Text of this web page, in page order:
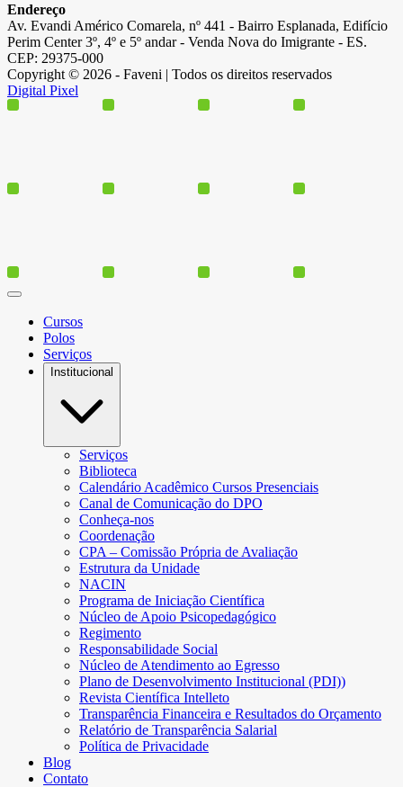
Endereço
Av. Evandi Américo Comarela, nº 441 - Bairro Esplanada, Edifício
Perim Center 3º, 4º e 5º andar - Venda Nova do Imigrante - ES.
CEP: 29375-000
Copyright © 2026 - Faveni | Todos os direitos reservados
Digital Pixel
Cursos
Polos
Serviços
Institucional
Serviços
Biblioteca
Calendário Acadêmico Cursos Presenciais
Canal de Comunicação do DPO
Conheça-nos
Coordenação
CPA – Comissão Própria de Avaliação
Estrutura da Unidade
NACIN
Programa de Iniciação Científica
Núcleo de Apoio Psicopedagógico
Regimento
Responsabilidade Social
Núcleo de Atendimento ao Egresso
Plano de Desenvolvimento Institucional (PDI))
Revista Científica Intelleto
Transparência Financeira e Resultados do Orçamento
Relatório de Transparência Salarial
Política de Privacidade
Blog
Contato